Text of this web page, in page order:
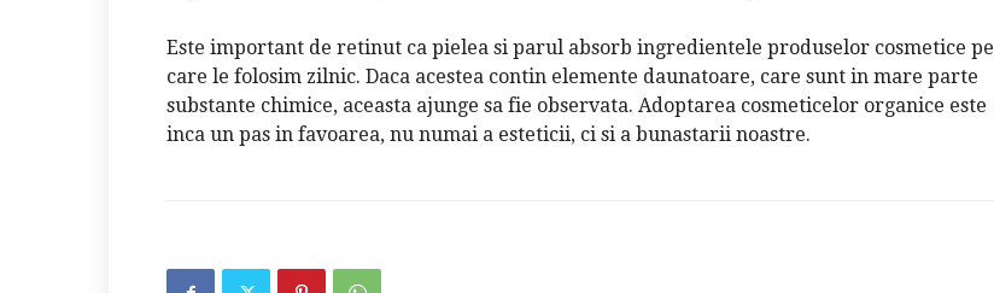
Este important de retinut ca pielea si parul absorb ingredientele produselor cosmetice pe
care le folosim zilnic. Daca acestea contin elemente daunatoare, care sunt in mare parte
substante chimice, aceasta ajunge sa fie observata. Adoptarea cosmeticelor organice este
inca un pas in favoarea, nu numai a esteticii, ci si a bunastarii noastre.